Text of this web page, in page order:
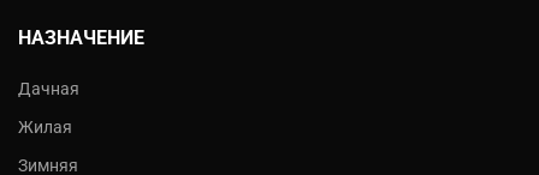
НАЗНАЧЕНИЕ
Дачная
Жилая
Зимняя